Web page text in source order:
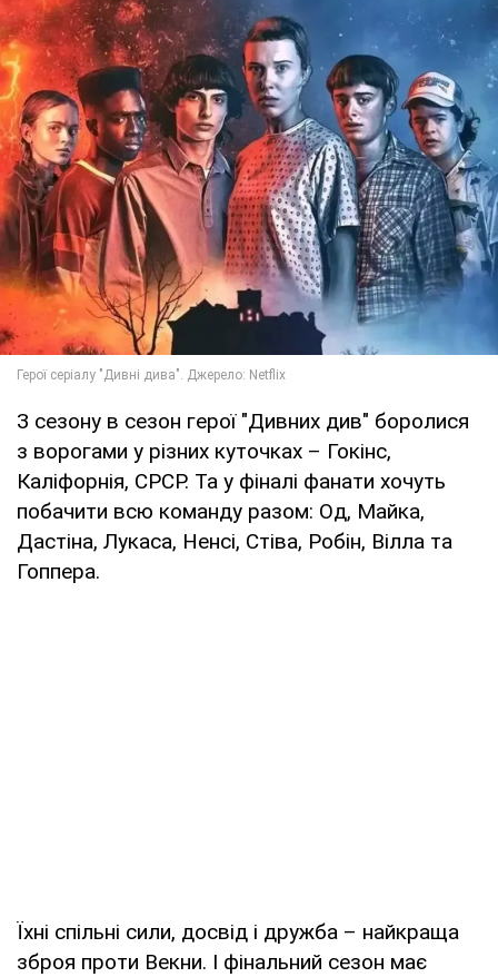
З сезону в сезон герої "Дивних див" боролися
з ворогами у різних куточках – Гокінс,
Каліфорнія, СРСР. Та у фіналі фанати хочуть
побачити всю команду разом: Од, Майка,
Дастіна, Лукаса, Ненсі, Стіва, Робін, Вілла та
Гоппера.
Їхні спільні сили, досвід і дружба – найкраща
зброя проти Векни. І фінальний сезон має